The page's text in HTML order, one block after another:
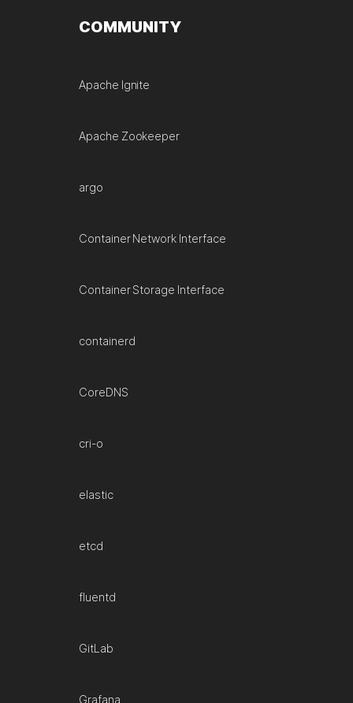
COMMUNITY
Apache Ignite
Apache Zookeeper
argo
Container Network Interface
Container Storage Interface
containerd
CoreDNS
cri-o
elastic
etcd
fluentd
GitLab
Grafana